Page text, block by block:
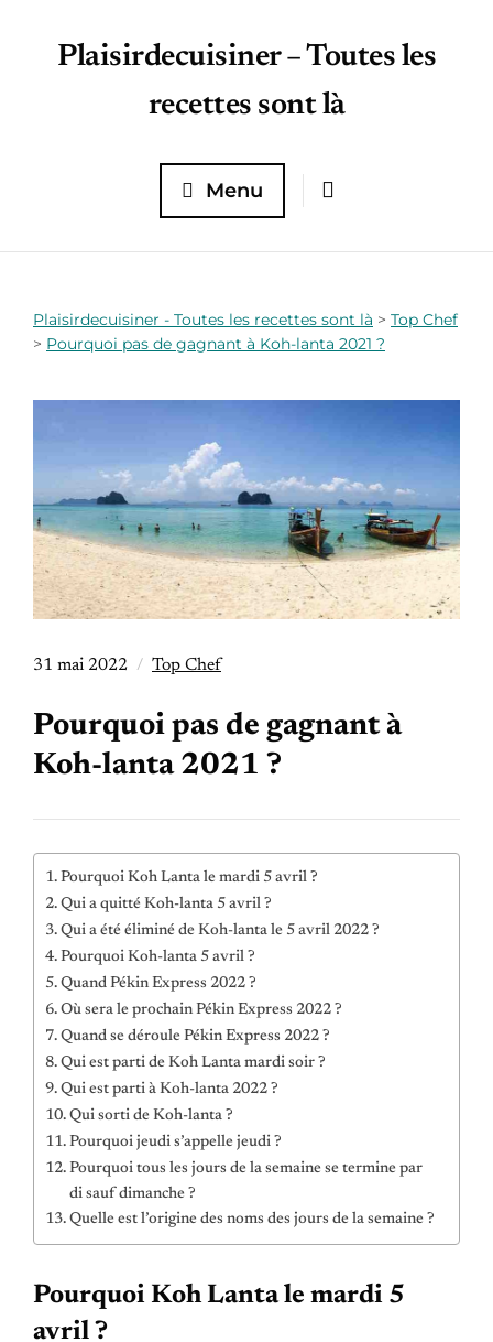
Plaisirdecuisiner – Toutes les
recettes sont là
Menu
Plaisirdecuisiner - Toutes les recettes sont là > Top Chef
> Pourquoi pas de gagnant à Koh-lanta 2021 ?
31 mai 2022 Top Chef
Pourquoi pas de gagnant à
Koh-lanta 2021 ?
Pourquoi Koh Lanta le mardi 5 avril ?
Qui a quitté Koh-lanta 5 avril ?
Qui a été éliminé de Koh-lanta le 5 avril 2022 ?
Pourquoi Koh-lanta 5 avril ?
Quand Pékin Express 2022 ?
Où sera le prochain Pékin Express 2022 ?
Quand se déroule Pékin Express 2022 ?
Qui est parti de Koh Lanta mardi soir ?
Qui est parti à Koh-lanta 2022 ?
Qui sorti de Koh-lanta ?
Pourquoi jeudi s’appelle jeudi ?
Pourquoi tous les jours de la semaine se termine par
di sauf dimanche ?
Quelle est l’origine des noms des jours de la semaine ?
Pourquoi Koh Lanta le mardi 5
avril ?